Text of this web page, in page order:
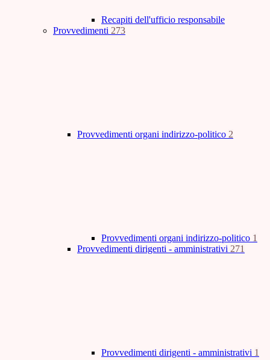
Recapiti dell'ufficio responsabile
Provvedimenti 273
Provvedimenti organi indirizzo-politico 2
Provvedimenti organi indirizzo-politico 1
Provvedimenti dirigenti - amministrativi 271
Provvedimenti dirigenti - amministrativi 1